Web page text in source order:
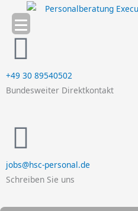
Inhalt
springen
+49 30 89540502
Bundesweiter Direktkontakt
jobs@hsc-personal.de
Schreiben Sie uns